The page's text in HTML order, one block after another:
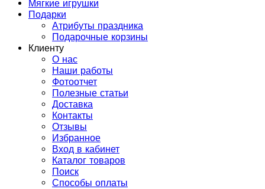
Мягкие игрушки
Подарки
Атрибуты праздника
Подарочные корзины
Клиенту
О нас
Наши работы
Фотоотчет
Полезные статьи
Доставка
Контакты
Отзывы
Избранное
Вход в кабинет
Каталог товаров
Поиск
Способы оплаты